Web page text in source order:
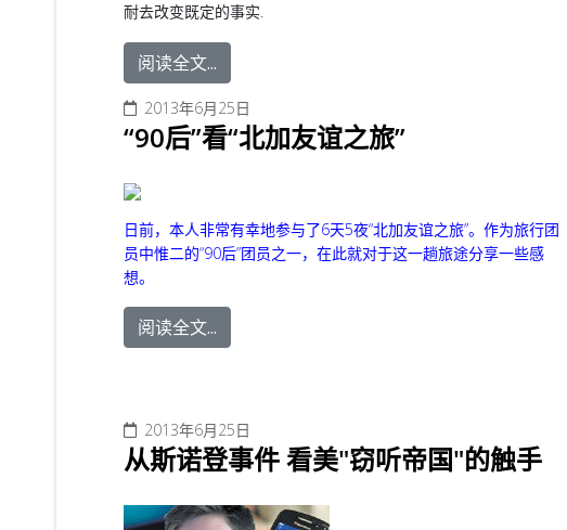
耐去改变既定的事实.
阅读全文...
2013年6月25日
“90后”看“北加友谊之旅”
日前，本人非常有幸地参与了6天5夜“北加友谊之旅”。作为旅行团
员中惟二的“90后”团员之一，在此就对于这一趟旅途分享一些感
想。
阅读全文...
2013年6月25日
从斯诺登事件 看美"窃听帝国"的触手